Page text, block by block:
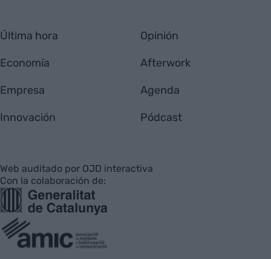
Última hora
Economía
Empresa
Innovación
Opinión
Afterwork
Agenda
Pódcast
Web auditado por OJD interactiva
Con la colaboración de: